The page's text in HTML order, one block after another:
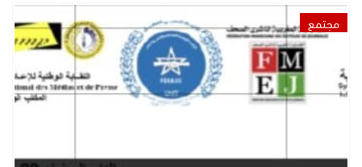
مجتمع